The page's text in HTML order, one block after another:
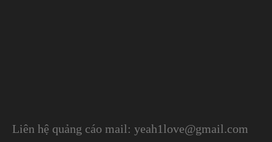
Liên hệ quảng cáo mail: yeah1love@gmail.com